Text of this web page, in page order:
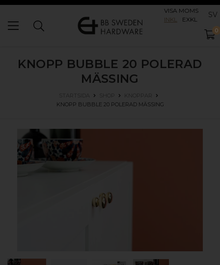
VISA MOMS
INKL
EXKL SV
0
KNOPP BUBBLE 20 POLERAD
MÄSSING
STARTSIDA SHOP
KNOPPAR
KNOPP BUBBLE 20 POLERAD MÄSSING